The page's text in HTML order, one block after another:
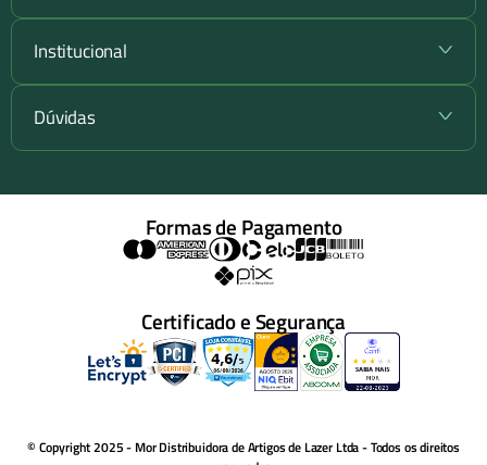
Institucional +
Dúvidas +
Formas de Pagamento
Certificado e Segurança
© Copyright 2025 - Mor Distribuidora de Artigos de Lazer Ltda - Todos os direitos